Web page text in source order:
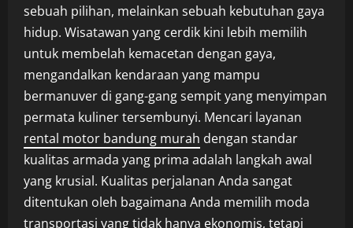
sebuah pilihan, melainkan sebuah kebutuhan gaya
hidup. Wisatawan yang cerdik kini lebih memilih
untuk membelah kemacetan dengan gaya,
mengandalkan kendaraan yang mampu
bermanuver di gang-gang sempit yang menyimpan
permata kuliner tersembunyi. Mencari layanan
rental motor bandung murah dengan standar
kualitas armada yang prima adalah langkah awal
yang krusial. Kualitas perjalanan Anda sangat
ditentukan oleh bagaimana Anda memilih moda
transportasi yang tidak hanya ekonomis, tetapi